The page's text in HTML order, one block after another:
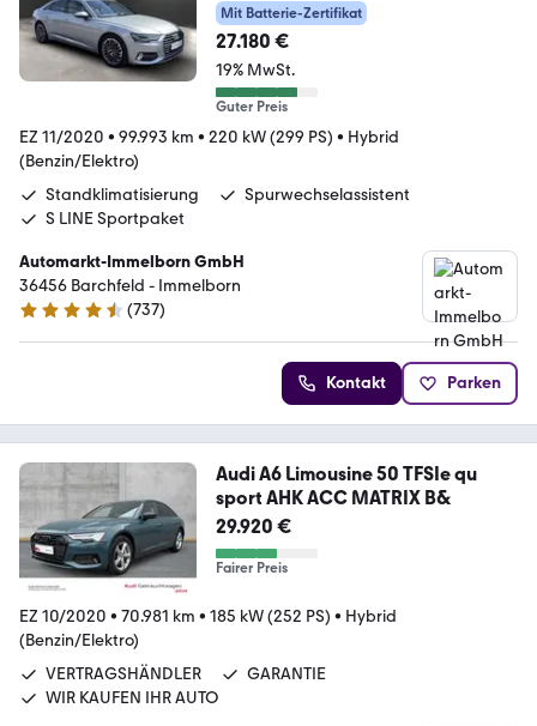
Mit Batterie-Zertifikat
27.180 €
19% MwSt.
Guter Preis
EZ 11/2020 • 99.993 km • 220 kW (299 PS) • Hybrid
(Benzin/Elektro)
Standklimatisierung
Spurwechselassistent
S LINE Sportpaket
Automarkt-Immelborn GmbH
36456 Barchfeld - Immelborn
4.4 Sterne
(737)
Kontakt Parken
Audi A6 Limousine 50 TFSIe qu
sport AHK ACC MATRIX B&
29.920 €
Fairer Preis
EZ 10/2020 • 70.981 km • 185 kW (252 PS) • Hybrid
(Benzin/Elektro)
VERTRAGSHÄNDLER
GARANTIE
WIR KAUFEN IHR AUTO